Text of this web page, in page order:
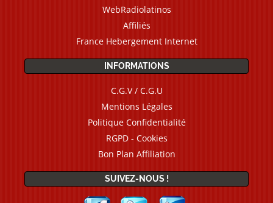
WebRadiolatinos
Affiliés
France Hebergement Internet
INFORMATIONS
C.G.V / C.G.U
Mentions Légales
Politique Confidentialité
RGPD - Cookies
Bon Plan Affiliation
SUIVEZ-NOUS !